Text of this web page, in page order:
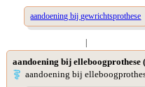
aandoening bij gewrichtsprothese
aandoening bij elleboogprothese
aandoening bij